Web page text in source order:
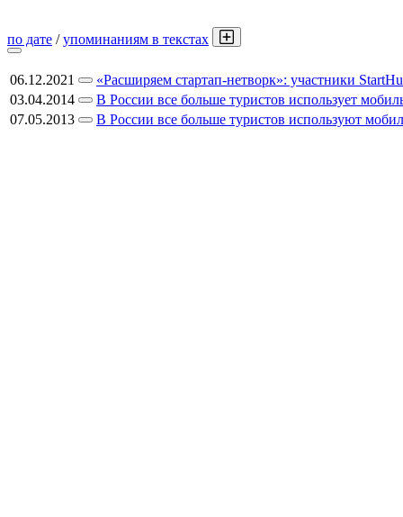
по дате /упоминаниям в текстах
06.12.2021
«Расширяем стартап-нетворк»: участники
03.04.2014
В России все больше туристов использует
07.05.2013
В России все больше туристов используют